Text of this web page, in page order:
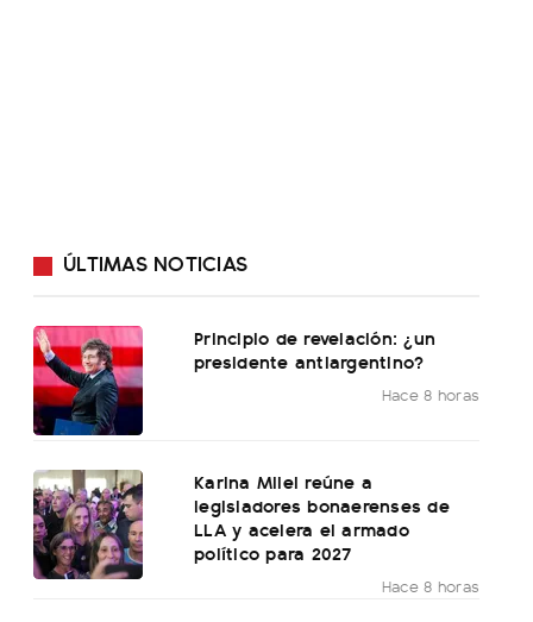
ÚLTIMAS NOTICIAS
Principio de revelación: ¿un
presidente antiargentino?
Hace 8 horas
Karina Milei reúne a
legisladores bonaerenses de
LLA y acelera el armado
político para 2027
Hace 8 horas